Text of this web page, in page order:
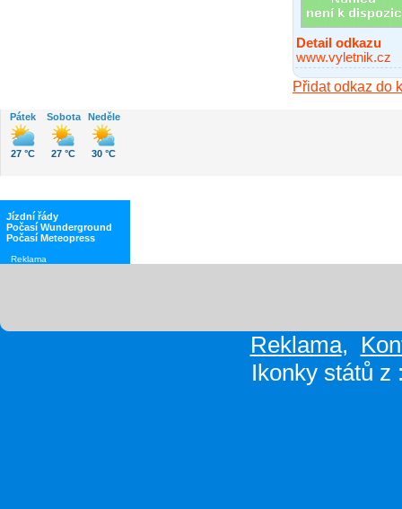
Detail odkazu
www.vyletnik.cz
Přidat odkaz do
Pátek
27 °C
Sobota
27 °C
Neděle
30 °C
Jízdní řády
Počasí Wunderground
Počasí Meteopress
Reklama
Reklama,
Ikonky států z